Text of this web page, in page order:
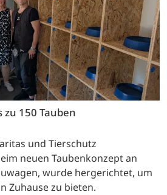
zu 150 Tauben
und Tierschutz
neuen Taubenkonzept an
wurde hergerichtet, um
Zuhause zu bieten.